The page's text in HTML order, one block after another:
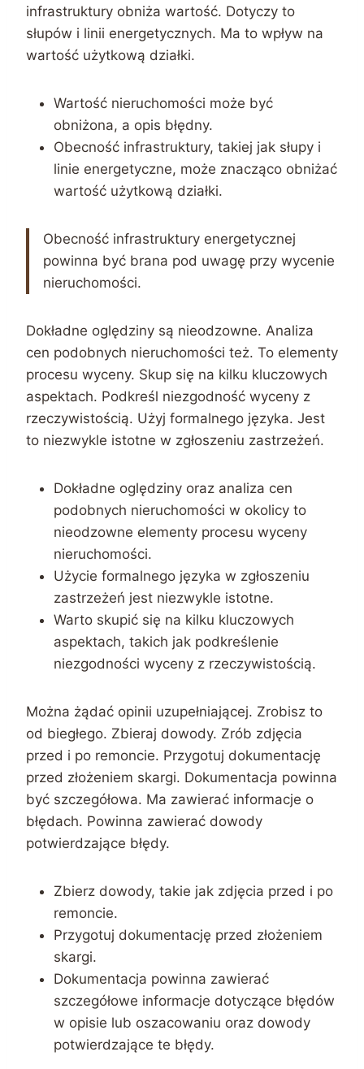
infrastruktury obniża wartość. Dotyczy to
słupów i linii energetycznych. Ma to wpływ na
wartość użytkową działki.
Wartość nieruchomości może być
obniżona, a opis błędny.
Obecność infrastruktury, takiej jak słupy i
linie energetyczne, może znacząco obniżać
wartość użytkową działki.
Obecność infrastruktury energetycznej
powinna być brana pod uwagę przy wycenie
nieruchomości.
Dokładne oględziny są nieodzowne. Analiza
cen podobnych nieruchomości też. To elementy
procesu wyceny. Skup się na kilku kluczowych
aspektach. Podkreśl niezgodność wyceny z
rzeczywistością. Użyj formalnego języka. Jest
to niezwykle istotne w zgłoszeniu zastrzeżeń.
Dokładne oględziny oraz analiza cen
podobnych nieruchomości w okolicy to
nieodzowne elementy procesu wyceny
nieruchomości.
Użycie formalnego języka w zgłoszeniu
zastrzeżeń jest niezwykle istotne.
Warto skupić się na kilku kluczowych
aspektach, takich jak podkreślenie
niezgodności wyceny z rzeczywistością.
Można żądać opinii uzupełniającej. Zrobisz to
od biegłego. Zbieraj dowody. Zrób zdjęcia
przed i po remoncie. Przygotuj dokumentację
przed złożeniem skargi. Dokumentacja powinna
być szczegółowa. Ma zawierać informacje o
błędach. Powinna zawierać dowody
potwierdzające błędy.
Zbierz dowody, takie jak zdjęcia przed i po
remoncie.
Przygotuj dokumentację przed złożeniem
skargi.
Dokumentacja powinna zawierać
szczegółowe informacje dotyczące błędów
w opisie lub oszacowaniu oraz dowody
potwierdzające te błędy.